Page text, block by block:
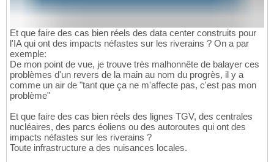
Et que faire des cas bien réels des data center construits pour
l'IA qui ont des impacts néfastes sur les riverains ? On a par
exemple:
De mon point de vue, je trouve très malhonnête de balayer ces
problèmes d'un revers de la main au nom du progrès, il y a
comme un air de "tant que ça ne m'affecte pas, c'est pas mon
problème"
Et que faire des cas bien réels des lignes TGV, des centrales
nucléaires, des parcs éoliens ou des autoroutes qui ont des
impacts néfastes sur les riverains ?
Toute infrastructure a des nuisances locales.